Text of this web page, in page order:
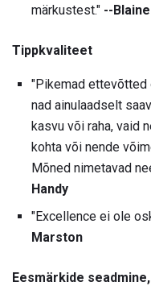
märkustest." --
Tippkvaliteet
"Pikemad ettevõtted
nad ainulaadselt
kasvu või raha, vaid
kohta või nende
Mõned nimetavad
Handy
"Excellence ei ole
Marston
Eesmärkide